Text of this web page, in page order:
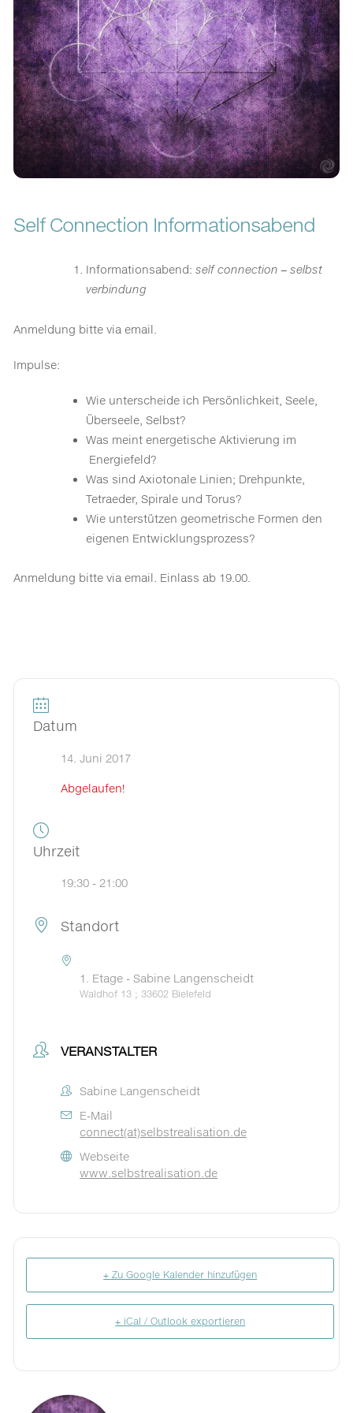
Self Connection Informationsabend
Informationsabend: self connection – selbst
verbindung
Anmeldung bitte via email.
Impulse:
Wie unterscheide ich Persönlichkeit, Seele,
Überseele, Selbst?
Was meint energetische Aktivierung im
Energiefeld?
Was sind Axiotonale Linien; Drehpunkte,
Tetraeder, Spirale und Torus?
Wie unterstützen geometrische Formen den
eigenen Entwicklungsprozess?
Anmeldung bitte via email. Einlass ab 19.00.
Datum
14. Juni 2017
Abgelaufen!
Uhrzeit
19:30 - 21:00
Standort
1. Etage - Sabine Langenscheidt
Waldhof 13 ; 33602 Bielefeld
VERANSTALTER
Sabine Langenscheidt
E-Mail
connect(at)selbstrealisation.de
Webseite
www.selbstrealisation.de
+ Zu Google Kalender hinzufügen
+ iCal / Outlook exportieren